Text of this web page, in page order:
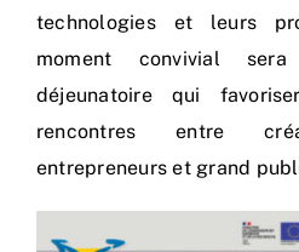
technologies et leurs
moment convivial
déjeunatoire qui
rencontres entre
entrepreneurs et grand